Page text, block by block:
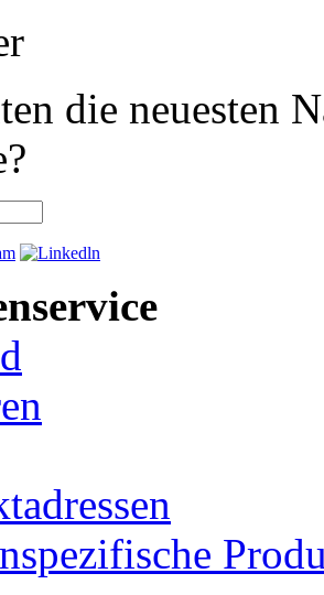
die neuesten